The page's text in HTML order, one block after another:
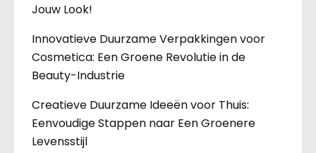
Jouw Look!
Innovatieve Duurzame Verpakkingen voor
Cosmetica: Een Groene Revolutie in de
Beauty-Industrie
Creatieve Duurzame Ideeën voor Thuis:
Eenvoudige Stappen naar Een Groenere
Levensstijl